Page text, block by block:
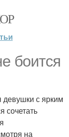
боится
девушки с ярким
сочетать
на